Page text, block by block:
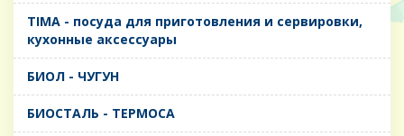
TIMA - посуда для приготовления и сервировки,
кухонные аксессуары
БИОЛ - ЧУГУН
БИОСТАЛЬ - ТЕРМОСА